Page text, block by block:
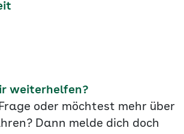
weiterhelfen?
oder möchtest mehr über
Dann melde dich doch